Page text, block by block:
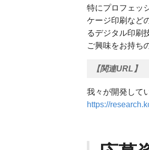
特にプロフェッ
ケージ印刷など
るデジタル印刷
ご興味をお持ち
【関連URL】
我々が開発して
https://